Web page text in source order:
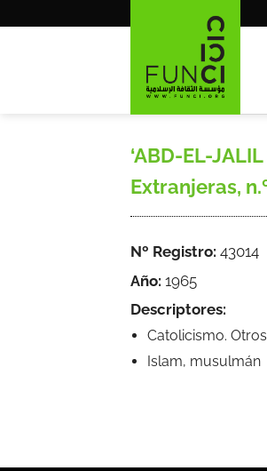
‘ABD-EL-
Extranjeras,
Nº Registro: 43014
Año: 1965
Descriptores:
Catolicismo.
Islam, musulmán